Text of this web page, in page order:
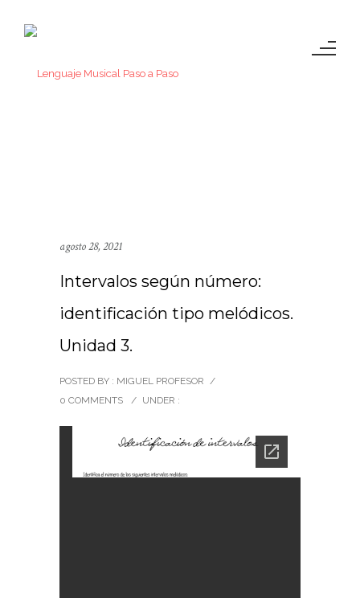
agosto 28, 2021
Intervalos según número:
identificación tipo melódicos.
Unidad 3.
POSTED BY : MIGUEL PROFESOR /
0 COMMENTS
/ UNDER :